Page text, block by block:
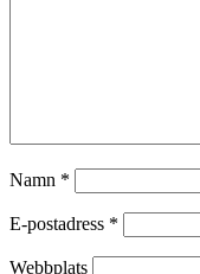
Namn *
E-postadress *
Webbplats